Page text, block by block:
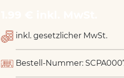
inkl. gesetzlicher MwSt.
Bestell-Nummer: